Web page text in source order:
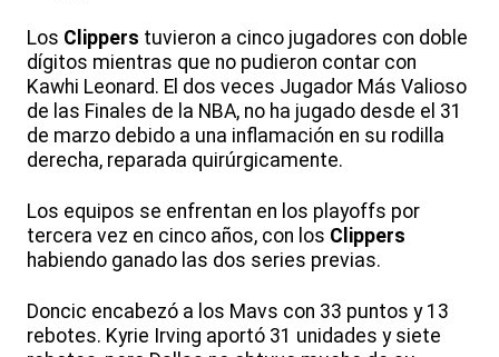
Los Clippers tuvieron a cinco jugadores con doble
dígitos mientras que no pudieron contar con
Kawhi Leonard. El dos veces Jugador Más Valioso
de las Finales de la NBA, no ha jugado desde el 31
de marzo debido a una inflamación en su rodilla
derecha, reparada quirúrgicamente.
Los equipos se enfrentan en los playoffs por
tercera vez en cinco años, con los Clippers
habiendo ganado las dos series previas.
Doncic encabezó a los Mavs con 33 puntos y 13
rebotes. Kyrie Irving aportó 31 unidades y siete